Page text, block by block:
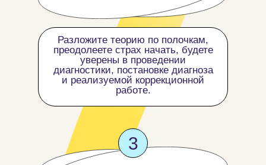
Разложите теорию по полочкам,
преодолеете страх начать, будете
уверены в проведении
диагностики, постановке диагноза
и реализуемой коррекционной
работе.
3